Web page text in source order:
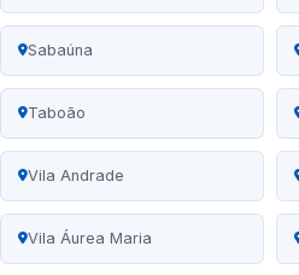
Sabaúna
Taboão
Vila Andrade
Vila Áurea Maria